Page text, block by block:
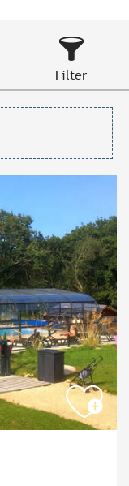
Filter